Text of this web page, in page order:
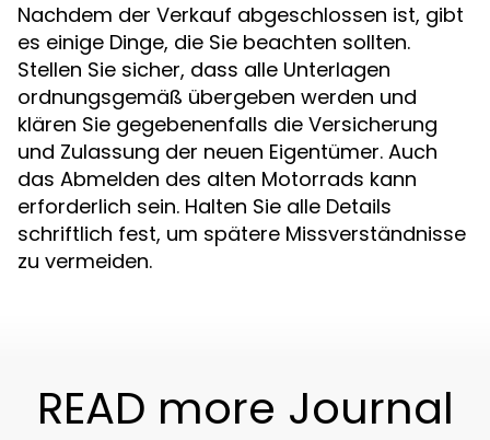
Nachdem der Verkauf abgeschlossen ist, gibt
es einige Dinge, die Sie beachten sollten.
Stellen Sie sicher, dass alle Unterlagen
ordnungsgemäß übergeben werden und
klären Sie gegebenenfalls die Versicherung
und Zulassung der neuen Eigentümer. Auch
das Abmelden des alten Motorrads kann
erforderlich sein. Halten Sie alle Details
schriftlich fest, um spätere Missverständnisse
zu vermeiden.
READ more Journal